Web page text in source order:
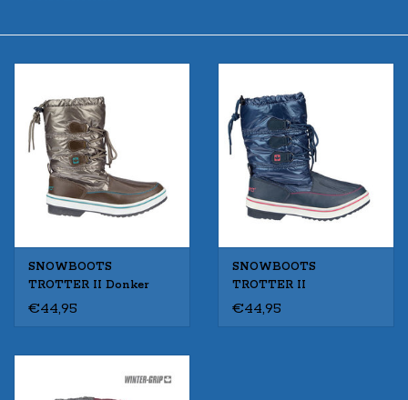
SNOWBOOTS
TROTTER II Donker
taupe/Smaragd (TSB)
€44,95
SNOWBOOTS
TROTTER II
Marine/Fluorroze (MRB)
€44,95